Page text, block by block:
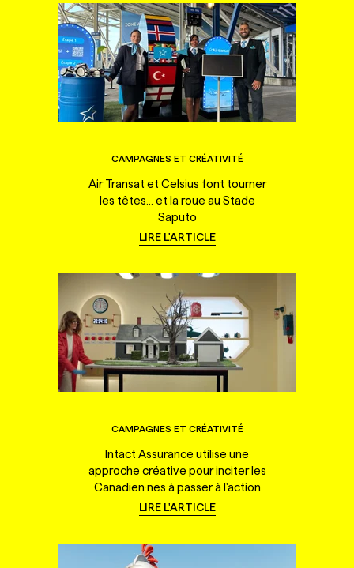
CAMPAGNES ET CRÉATIVITÉ
Air Transat et Celsius font tourner
les têtes... et la roue au Stade
Saputo
LIRE L'ARTICLE
CAMPAGNES ET CRÉATIVITÉ
Intact Assurance utilise une
approche créative pour inciter les
Canadien·nes à passer à l'action
LIRE L'ARTICLE